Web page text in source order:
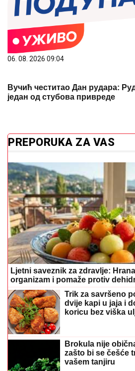
PREPORUKA ZA VAS
Ljetni saveznik za zdravlje: Hrana
organizam i pomaže protiv
Trik za savršeno
dvije kapi u jaja i
koricu bez viška
Brokula nije
zašto bi se češće
vašem tanjiru